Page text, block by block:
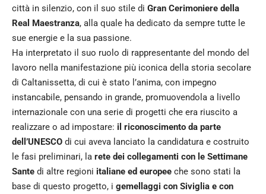
città in silenzio, con il suo stile di Gran Cerimoniere della
Real Maestranza, alla quale ha dedicato da sempre tutte le
sue energie e la sua passione.
Ha interpretato il suo ruolo di rappresentante del mondo del
lavoro nella manifestazione più iconica della storia secolare
di Caltanissetta, di cui è stato l’anima, con impegno
instancabile, pensando in grande, promuovendola a livello
internazionale con una serie di progetti che era riuscito a
realizzare o ad impostare: il riconoscimento da parte
dell’UNESCO di cui aveva lanciato la candidatura e costruito
le fasi preliminari, la rete dei collegamenti con le Settimane
Sante di altre regioni italiane ed europee che sono stati la
base di questo progetto, i gemellaggi con Siviglia e con